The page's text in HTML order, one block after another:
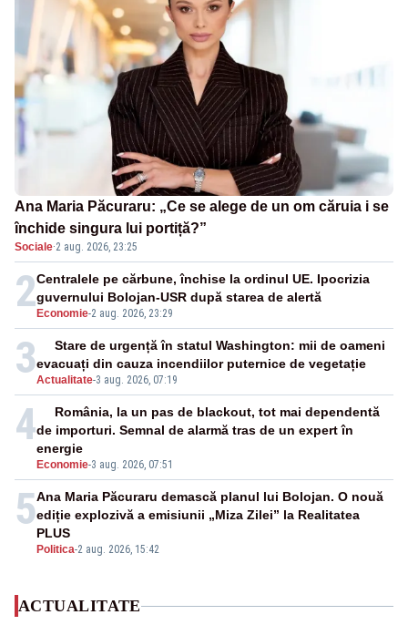
Ana Maria Păcuraru: „Ce se alege de un om căruia i se
închide singura lui portiță?”
Sociale·2 aug. 2026, 23:25
2 Economie-2 aug. 2026, 23:29
Centralele pe cărbune, închise la ordinul UE. Ipocrizia
guvernului Bolojan-USR după starea de alertă
3Actualitate-3 aug. 2026, 07:19
Stare de urgență în statul Washington: mii de oameni
evacuați din cauza incendiilor puternice de vegetație
4
Economie-3 aug. 2026, 07:51
România, la un pas de blackout, tot mai dependentă
de importuri. Semnal de alarmă tras de un expert în
energie
5
Politica-2 aug. 2026, 15:42
Ana Maria Păcuraru demască planul lui Bolojan. O nouă
ediție explozivă a emisiunii „Miza Zilei” la Realitatea
PLUS
ACTUALITATE